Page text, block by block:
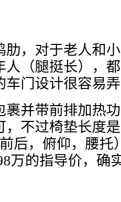
肋，对于老人和
人（腿挺长），
车门设计很容易
裹并带前排加热
，不过椅垫长度
后，俯仰，腰托
万的指导价，确